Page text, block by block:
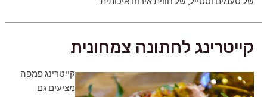
קייטרינג לחתונה צמחונית
קייטרינג פמפה
מציעים גם